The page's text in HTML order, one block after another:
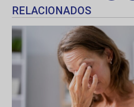
RELACIONADOS